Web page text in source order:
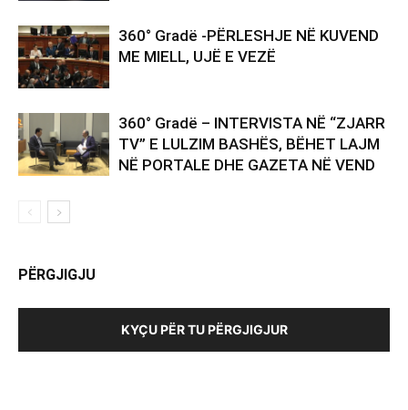
360° Gradë -PËRLESHJE NË KUVEND
ME MIELL, UJË E VEZË
360° Gradë – INTERVISTA NË “ZJARR
TV” E LULZIM BASHËS, BËHET LAJM
NË PORTALE DHE GAZETA NË VEND
PËRGJIGJU
KYÇU PËR TU PËRGJIGJUR